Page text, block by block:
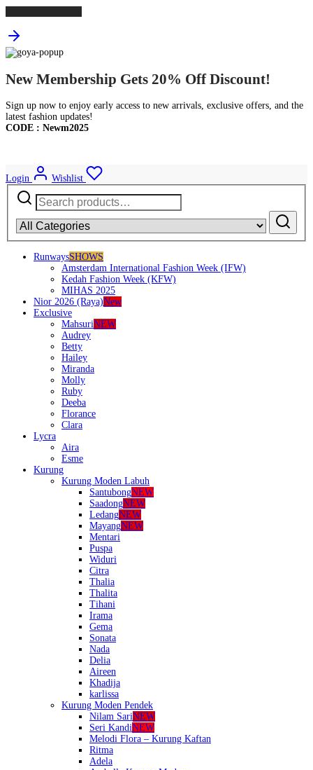
New Membership Gets 20% Off Discount!
Sign up now to enjoy early access to new arrivals, exclusive offers, and the
latest fashion updates!
CODE : Newm2025
Login
Wishlist
Search
for:
RunwaysSHOWS
Amsterdam International Fashion Week (IFW)
Kedah Fashion Week (KFW)
MIHAS 2025
Nior 2026 (Raya)New
Exclusive
MahsuriNEW
Audrey
Betty
Hailey
Miranda
Molly
Ruby
Deeba
Florance
Clara
Lycra
Aira
Esme
Kurung
Kurung Moden Labuh
SantubongNEW
SaadongNEW
LedangNEW
MayangNEW
Mentari
Puspa
Widuri
Citra
Thalia
Thalita
Tihani
Irama
Gema
Sonata
Nada
Delia
Aireen
Khadija
karlissa
Kurung Moden Pendek
Nilam SariNEW
Seri KandiNEW
Melodi Flora – Kurung Kaftan
Ritma
Adela